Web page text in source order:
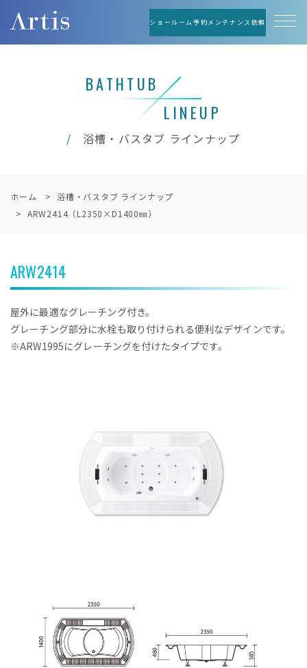
ショールーム予約 メンテナンス依頼
BATHTUB
LINEUP
浴槽・バスタブ ラインナップ
ホーム
浴槽・バスタブ ラインナップ
ARW2414（L2350×D1400㎜）
ARW2414
屋外に最適なグレーチング付き。
グレーチング部分に水栓も取り付けられる便利なデザインです。
※ARW1995にグレーチングを付けたタイプです。